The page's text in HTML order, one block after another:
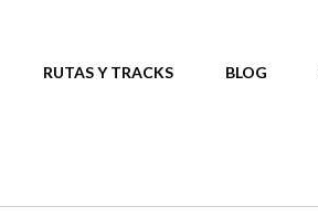
RUTAS Y TRACKS BLOG